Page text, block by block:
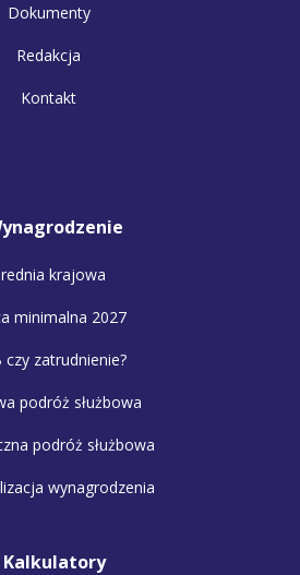
Dokumenty
Redakcja
Kontakt
krajowa
minimalna 2027
czy zatrudnienie?
podróż służbowa
podróż służbowa
wynagrodzenia
Kalkulatory